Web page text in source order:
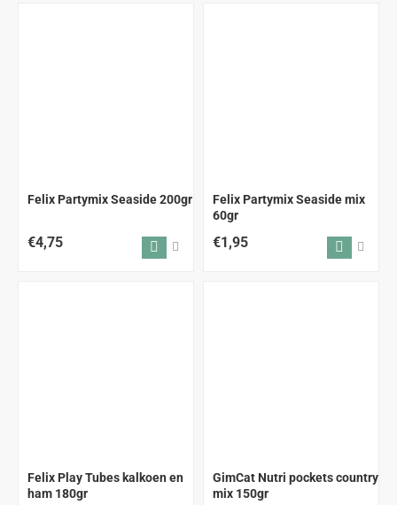
Felix Partymix Seaside 200gr
€4,75
Felix Partymix Seaside mix
60gr
€1,95
Felix Play Tubes kalkoen en
ham 180gr
GimCat Nutri pockets country
mix 150gr